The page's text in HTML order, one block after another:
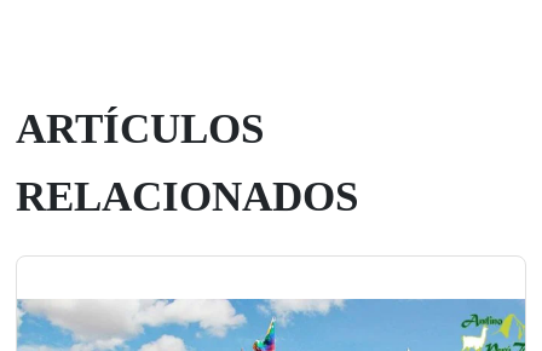
ARTÍCULOS
RELACIONADOS